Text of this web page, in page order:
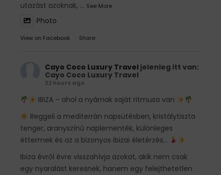
utazást azoknak, ... See More
Photo
View on Facebook · Share
Cayo Coco Luxury Travel jelenleg itt van:
Cayo Coco Luxury Travel
22 hours ago
IBIZA – ahol a nyárnak saját ritmusa van
Reggeli a mediterrán napsütésben, kristálytiszta
tenger, aranyszínű naplementék, különleges
éttermek és az a bizonyos ibizai életérzés…
Ibiza évről évre visszahívja azokat, akik nem csak
egy nyaralást keresnek, hanem egy felejthetetlen